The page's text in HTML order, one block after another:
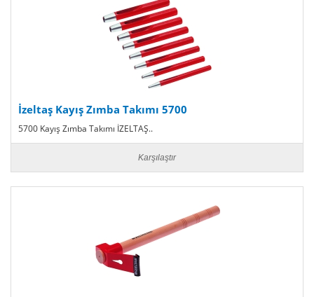
İzeltaş Kayış Zımba Takımı 5700
5700 Kayış Zımba Takımı İZELTAŞ..
Karşılaştır